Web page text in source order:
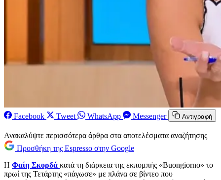
Facebook Tweet WhatsApp Messenger Αντιγραφή
Ανακαλύψτε περισσότερα άρθρα στα αποτελέσματα αναζήτησης
Προσθήκη της Espresso στην Google
Η Φαίη Σκορδά κατά τη διάρκεια της εκπομπής «Buongiorno» το
πρωί της Τετάρτης «πάγωσε» με πλάνα σε βίντεο που